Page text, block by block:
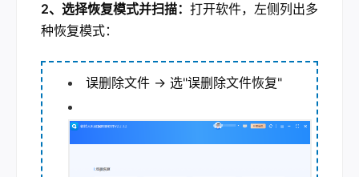
2、选择恢复模式并扫描： 打开软件，左侧列出多
种恢复模式：
误删除文件 → 选"误删除文件恢复"